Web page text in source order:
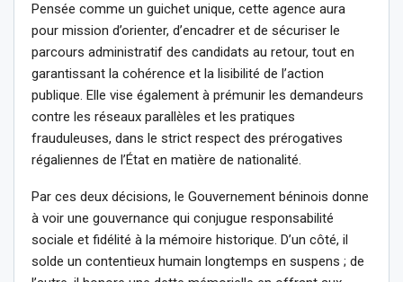
Pensée comme un guichet unique, cette agence aura
pour mission d’orienter, d’encadrer et de sécuriser le
parcours administratif des candidats au retour, tout en
garantissant la cohérence et la lisibilité de l’action
publique. Elle vise également à prémunir les demandeurs
contre les réseaux parallèles et les pratiques
frauduleuses, dans le strict respect des prérogatives
régaliennes de l’État en matière de nationalité.
Par ces deux décisions, le Gouvernement béninois donne
à voir une gouvernance qui conjugue responsabilité
sociale et fidélité à la mémoire historique. D’un côté, il
solde un contentieux humain longtemps en suspens ; de